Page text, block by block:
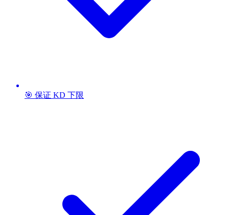
🎯 保证 KD 下限